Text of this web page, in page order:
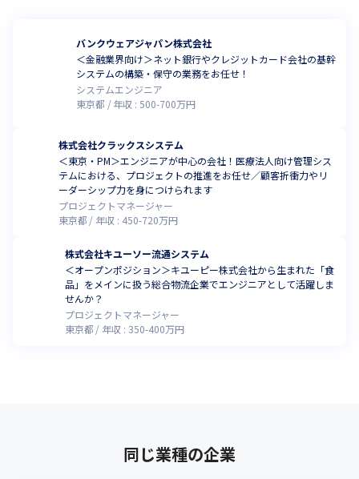
バンクウェアジャパン株式会社
＜金融業界向け＞ネット銀行やクレジットカード会社の基幹
システムの構築・保守の業務をお任せ！
システムエンジニア
東京都
年収 :500-700万円
株式会社クラックスシステム
＜東京・PM＞エンジニアが中心の会社！医療法人向け管理シス
テムにおける、プロジェクトの推進をお任せ／顧客折衝力やリ
ーダーシップ力を身につけられます
プロジェクトマネージャー
東京都
年収 : 450-720万円
株式会社キユーソー流通システム
＜オープンポジション＞キユーピー株式会社から生まれた「食
品」をメインに扱う総合物流企業でエンジニアとして活躍しま
せんか？
プロジェクトマネージャー
東京都
年収 : 350-400万円
同じ業種の企業